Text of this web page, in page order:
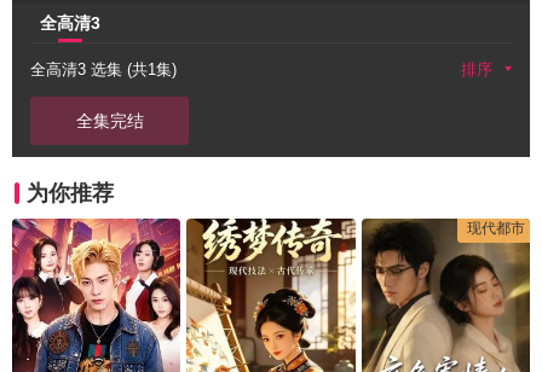
全高清3
全高清3 选集 (共1集) 排序
全集完结
为你推荐
现代都市